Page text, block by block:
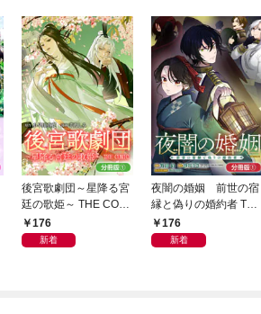
後宮歌劇団～星降る宮
廷の歌姫～ THE COMI
C【分冊版】 1巻
176
新着
夜闇の婚姻 前世の宿
縁と偽りの婚約者 THE
COMIC【分冊版】 1巻
176
新着